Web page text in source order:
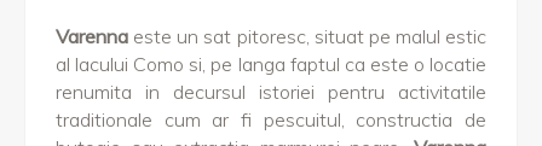
Varenna este un sat pitoresc, situat pe malul estic
al lacului Como si, pe langa faptul ca este o locatie
renumita in decursul istoriei pentru activitatile
traditionale cum ar fi pescuitul, constructia de